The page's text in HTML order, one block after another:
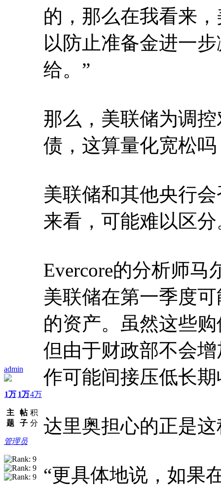
admin
1万
主
题
1万
帖
子
4万
积
分
管理员
的，那么在我看来
以防止准备金进一
给。”
那么，美联储为调
债，这算量化宽松吗
美联储和其他央行
来看，可能难以区分
Evercore的分析师马
美联储在第一季度
的资产。虽然这些
但由于财政部不会
作可能间接压低长
达里奥担心的正是
“更具体地说，如果